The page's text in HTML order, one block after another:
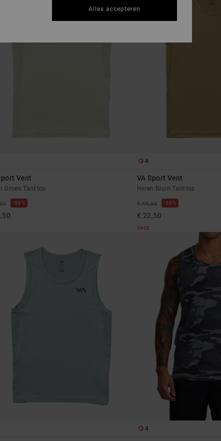
Vent
Groen Tanktop
50%
4
VA Sport Vent
Heren Bruin Tanktop
€ 45,00 50%
€ 22,50
SALE
4
Alles accepteren